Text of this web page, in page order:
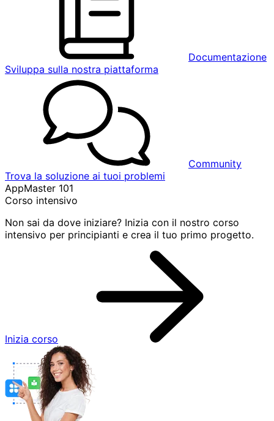
Documentazione
Sviluppa sulla nostra piattaforma
Community
Trova la soluzione ai tuoi problemi
AppMaster 101
Corso intensivo
Non sai da dove iniziare? Inizia con il nostro corso
intensivo per principianti e crea il tuo primo progetto.
Inizia corso